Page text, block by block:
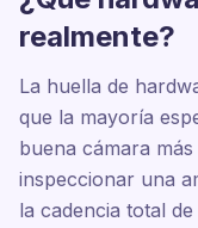
realmente?
La huella de
que la mayoría
buena cámara
inspeccionar una
la cadencia total